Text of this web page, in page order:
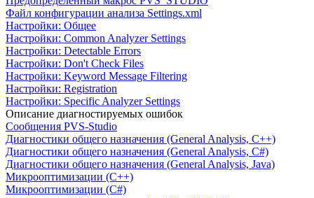
Файл конфигурации анализа Settings.xml
Настройки: Общее
Настройки: Common Analyzer Settings
Настройки: Detectable Errors
Настройки: Don't Check Files
Настройки: Keyword Message Filtering
Настройки: Registration
Настройки: Specific Analyzer Settings
Описание диагностируемых ошибок
Сообщения PVS-Studio
Диагностики общего назначения (General Analysis, C++)
Диагностики общего назначения (General Analysis, C#)
Диагностики общего назначения (General Analysis, Java)
Микрооптимизации (C++)
Микрооптимизации (C#)